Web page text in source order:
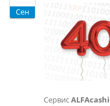
Сен
Сервис